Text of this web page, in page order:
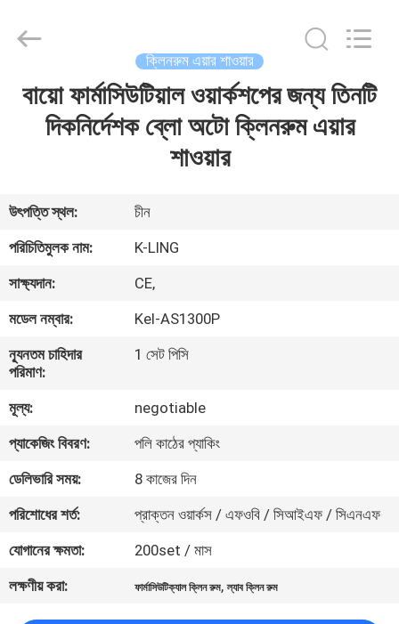
বাড়ি
আমাদের
সম্বন্ধে
কারখানা
পরিদর্শন
নিয়ন্ত্রণ
আমাদের
সাথে
যোগাযোগ
খবর
Technology
Company.
ক্লিনরুম এয়ার শাওয়ার
বায়ো ফার্মাসিউটিয়াল ওয়ার্কশপের জন্য তিনটি
দিকনির্দেশক ব্লো অটো ক্লিনরুম এয়ার
শাওয়ার
উৎপত্তি স্থল:
চীন
পরিচিতিমুলক নাম:
K-LING
সাক্ষ্যদান:
CE,
মডেল নম্বার:
Kel-AS1300P
ন্যূনতম চাহিদার
পরিমাণ:
1 সেট পিসি
মূল্য:
negotiable
প্যাকেজিং বিবরণ:
পলি কাঠের প্যাকিং
ডেলিভারি সময়:
8 কাজের দিন
পরিশোধের শর্ত:
প্রাক্তন ওয়ার্কস / এফওবি / সিআইএফ / সিএনএফ
যোগানের ক্ষমতা:
200set / মাস
লক্ষণীয় করা:
ফার্মাসিউটিক্যাল ক্লিন রুম,ল্যাব ক্লিন রুম